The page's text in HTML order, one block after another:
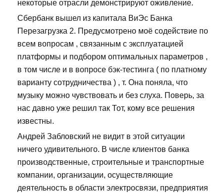
некоторые отрасли демонстрируют оживление.
Сбербанк вышел из капитала ВиЭс Банка
Перезагрузка 2. Предусмотрено моё содействие по
всем вопросам , связанным с эксплуатацией
платформы и подбором оптимальных параметров ,
в том числе и в вопросе бэк-тестинга ( по платному
варианту сотрудничества ) , т. Она поняла, что
музыку можно чувствовать и без слуха. Поверь, за
нас давно уже решил так Тот, кому все решения
известны.
Андрей Забловский не видит в этой ситуации
ничего удивительного. В числе клиентов банка
производственные, строительные и транспортные
компании, организации, осуществляющие
деятельность в области электросвязи, предприятия